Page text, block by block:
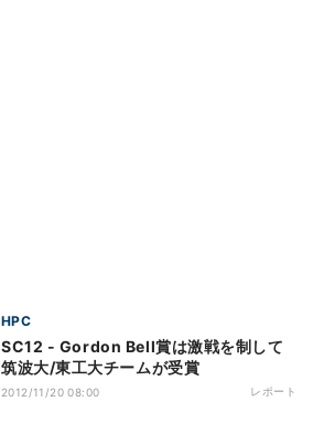
HPC
SC12 - Gordon Bell賞は激戦を制して
筑波大/東工大チームが受賞
2012/11/20 08:00 レポート